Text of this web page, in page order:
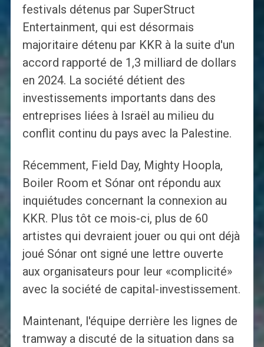
festivals détenus par SuperStruct
Entertainment, qui est désormais
majoritaire détenu par KKR à la suite d'un
accord rapporté de 1,3 milliard de dollars
en 2024. La société détient des
investissements importants dans des
entreprises liées à Israël au milieu du
conflit continu du pays avec la Palestine.
Récemment, Field Day, Mighty Hoopla,
Boiler Room et Sónar ont répondu aux
inquiétudes concernant la connexion au
KKR. Plus tôt ce mois-ci, plus de 60
artistes qui devraient jouer ou qui ont déjà
joué Sónar ont signé une lettre ouverte
aux organisateurs pour leur «complicité»
avec la société de capital-investissement.
Maintenant, l'équipe derrière les lignes de
tramway a discuté de la situation dans sa